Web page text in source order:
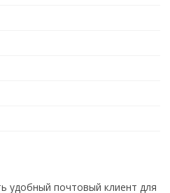
удобный почтовый клиент для